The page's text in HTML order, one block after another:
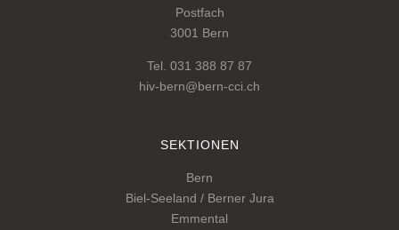
Postfach
3001 Bern
Tel. 031 388 87 87
hiv-bern@bern-cci.ch
SEKTIONEN
Bern
Biel-Seeland / Berner Jura
Emmental